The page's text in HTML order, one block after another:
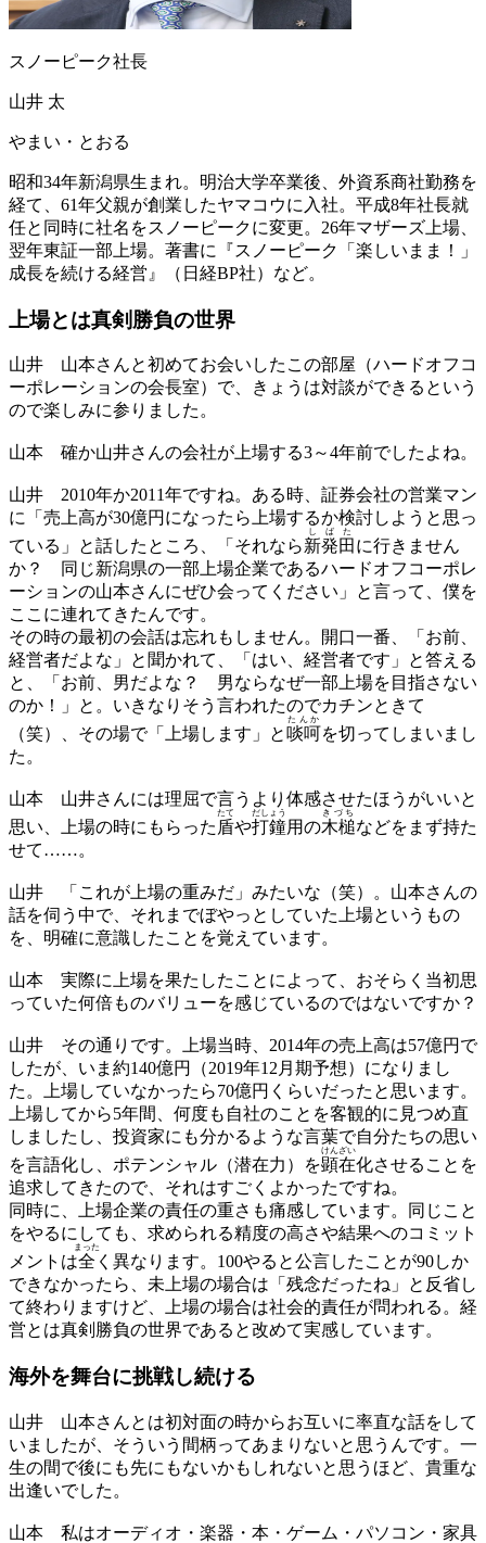
スノーピーク社長
山井 太
やまい・とおる
昭和34年新潟県生まれ。明治大学卒業後、外資系商社勤務を
経て、61年父親が創業したヤマコウに入社。平成8年社長就
任と同時に社名をスノーピークに変更。26年マザーズ上場、
翌年東証一部上場。著書に『スノーピーク「楽しいまま！」
成長を続ける経営』（日経BP社）など。
上場とは真剣勝負の世界
山井 山本さんと初めてお会いしたこの部屋（ハードオフコ
ーポレーションの会長室）で、きょうは対談ができるという
ので楽しみに参りました。
山本 確か山井さんの会社が上場する3～4年前でしたよね。
山井 2010年か2011年ですね。ある時、証券会社の営業マン
に「売上高が30億円になったら上場するか検討しようと思っ
ている」と話したところ、「それなら新発田
しばた
に行きません
か？ 同じ新潟県の一部上場企業であるハードオフコーポレ
ーションの山本さんにぜひ会ってください」と言って、僕を
ここに連れてきたんです。
その時の最初の会話は忘れもしません。開口一番、「お前、
経営者だよな」と聞かれて、「はい、経営者です」と答える
と、「お前、男だよな？ 男ならなぜ一部上場を目指さない
のか！」と。いきなりそう言われたのでカチンときて
（笑）、その場で「上場します」と 啖呵
たんか
を切ってしまいまし
た。
山本 山井さんには理屈で言うより体感させたほうがいいと
思い、上場の時にもらった 盾
たて
や打鐘
だしょう
用の木槌
きづち
などをまず持た
せて……。
山井 「これが上場の重みだ」みたいな（笑）。山本さんの
話を伺う中で、それまでぼやっとしていた上場というもの
を、明確に意識したことを覚えています。
山本 実際に上場を果たしたことによって、おそらく当初思
っていた何倍ものバリューを感じているのではないですか？
山井 その通りです。上場当時、2014年の売上高は57億円で
したが、いま約140億円（2019年12月期予想）になりまし
た。上場していなかったら70億円くらいだったと思います。
上場してから5年間、何度も自社のことを客観的に見つめ直
しましたし、投資家にも分かるような言葉で自分たちの思い
を言語化し、ポテンシャル（潜在力）を顕在
けんざい
化させることを
追求してきたので、それはすごくよかったですね。
同時に、上場企業の責任の重さも痛感しています。同じこと
をやるにしても、求められる精度の高さや結果へのコミット
メントは全
まった
く異なります。100やると公言したことが90しか
できなかったら、未上場の場合は「残念だったね」と反省し
て終わりますけど、上場の場合は社会的責任が問われる。経
営とは真剣勝負の世界であると改めて実感しています。
海外を舞台に挑戦し続ける
山井 山本さんとは初対面の時からお互いに率直な話をして
いましたが、そういう間柄ってあまりないと思うんです。一
生の間で後にも先にもないかもしれないと思うほど、貴重な
出逢いでした。
山本 私はオーディオ・楽器・本・ゲーム・パソコン・家具